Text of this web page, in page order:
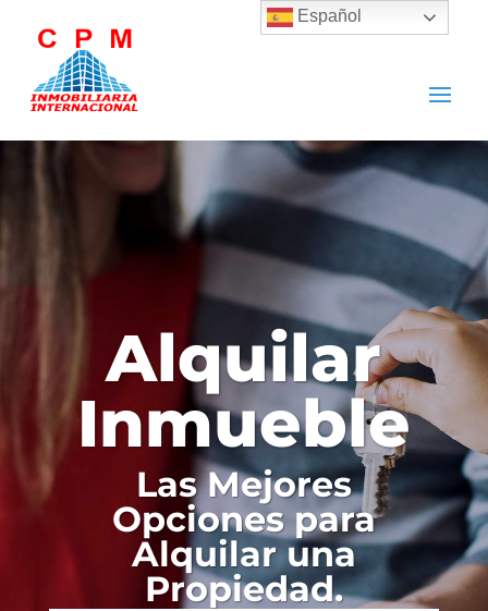
Alquilar
Inmueble
Las Mejores
Opciones para
Alquilar una
Propiedad.
Español